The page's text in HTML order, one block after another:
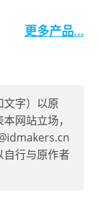
更多产品…
字）以原
网站立场，
自行与原作者